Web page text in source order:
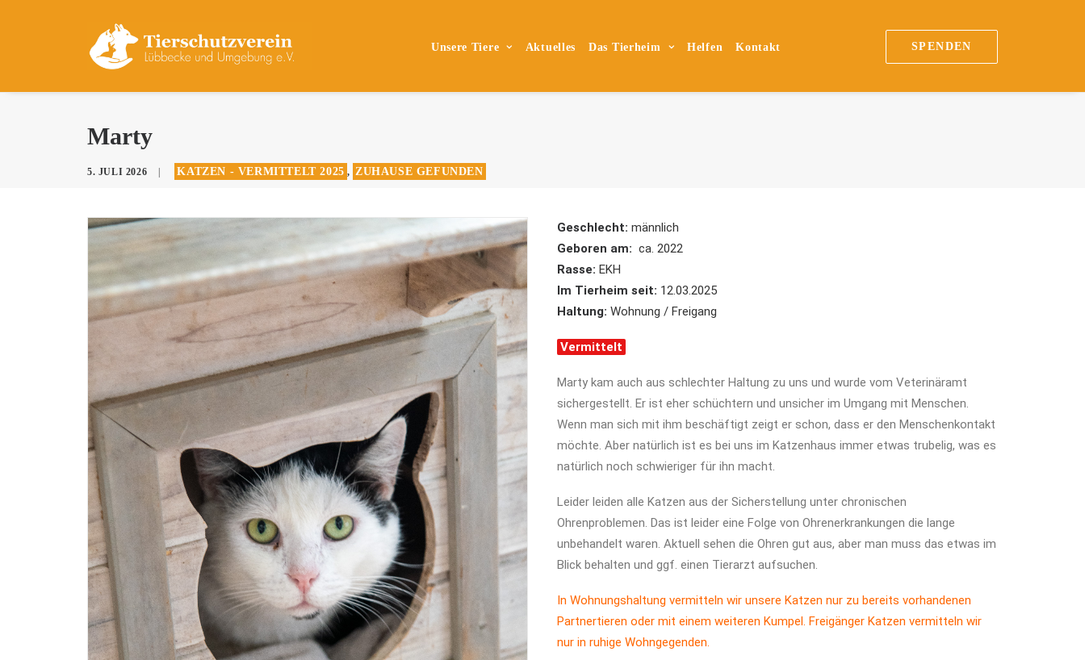
Unsere Tiere Aktuelles Das Tierheim Helfen Kontakt SPENDEN
Marty
5. JULI 2026 KATZEN - VERMITTELT 2025 , ZUHAUSE GEFUNDEN
Geschlecht: männlich
Geboren am: ca. 2022
Rasse: EKH
Im Tierheim seit: 12.03.2025
Haltung: Wohnung / Freigang
Vermittelt
Marty kam auch aus schlechter Haltung zu uns und wurde vom Veterinäramt
sichergestellt. Er ist eher schüchtern und unsicher im Umgang mit Menschen.
Wenn man sich mit ihm beschäftigt zeigt er schon, dass er den Menschenkontakt
möchte. Aber natürlich ist es bei uns im Katzenhaus immer etwas trubelig, was es
natürlich noch schwieriger für ihn macht.
Leider leiden alle Katzen aus der Sicherstellung unter chronischen
Ohrenproblemen. Das ist leider eine Folge von Ohrenerkrankungen die lange
unbehandelt waren. Aktuell sehen die Ohren gut aus, aber man muss das etwas im
Blick behalten und ggf. einen Tierarzt aufsuchen.
In Wohnungshaltung vermitteln wir unsere Katzen nur zu bereits vorhandenen
Partnertieren oder mit einem weiteren Kumpel. Freigänger Katzen vermitteln wir
nur in ruhige Wohngegenden.